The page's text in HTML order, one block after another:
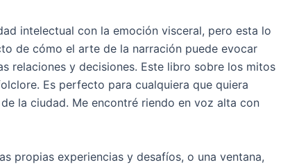
intelectual con la emoción visceral, pero esta lo
de cómo el arte de la narración puede evocar
relaciones y decisiones. Este libro sobre los mitos
Es perfecto para cualquiera que quiera
la ciudad. Me encontré riendo en voz alta con
propias experiencias y desafíos, o una ventana,